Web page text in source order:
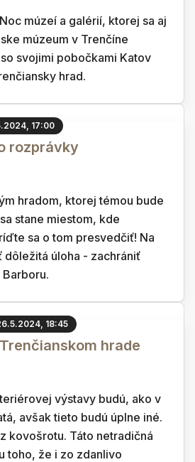
múzeí a galérií, ktorej sa aj
múzeum v Trenčíne
svojimi pobočkami Katov
hrad.
17:00
rozprávky
hradom, ktorej témou bude
stane miestom, kde
sa o tom presvedčiť! Na
dôležitá úloha - zachrániť
18:45
hrade
výstavy budú, ako v
avšak tieto budú úplne iné.
kovošrotu. Táto netradičná
toho, že i zo zdanlivo